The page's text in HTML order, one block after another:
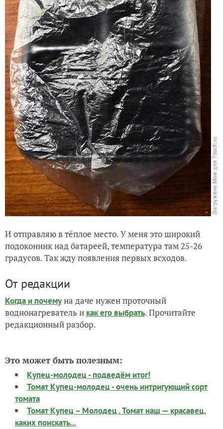
И отправляю в тёплое место. У меня это широкий
подоконник над батареей, температура там 25-26
градусов. Так жду появления первых всходов.
От редакции
Когда и почемуна даче нужен проточный
воднонагреватель и как его выбрать. Прочитайте
редакционный разбор.
Это может быть полезным:
Купец-молодец - подведём итог!
Томат Купец-молодец - очень интригующий сорт
томата
Томат Купец – Молодец . Томат наш — красавец,
каких поискать...